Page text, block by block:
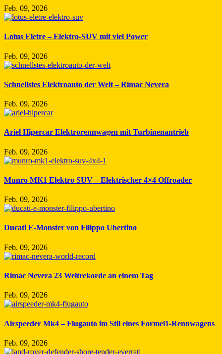
Feb. 09, 2026
Lotus Eletre – Elektro-SUV mit viel Power
Feb. 09, 2026
Schnellstes Elektroauto der Welt – Rimac Nevera
Feb. 09, 2026
Ariel Hipercar Elektrorennwagen mit Turbinenantrieb
Feb. 09, 2026
Munro MK1 Elektro SUV – Elektrischer 4×4 Offroader
Feb. 09, 2026
Ducati E-Monster von Filippo Ubertino
Feb. 09, 2026
Rimac Nevera 23 Weltrekorde an einem Tag
Feb. 09, 2026
Airspeeder Mk4 – Flugauto im Stil eines Formel1-Rennwagens
Feb. 09, 2026